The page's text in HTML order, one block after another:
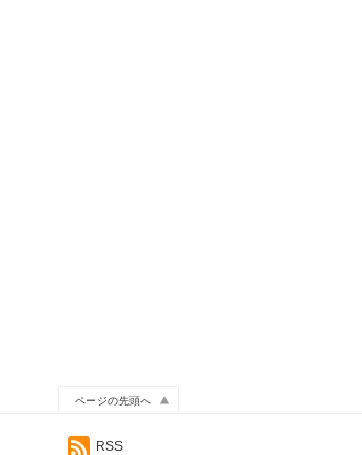
ページの先頭へ
RSS